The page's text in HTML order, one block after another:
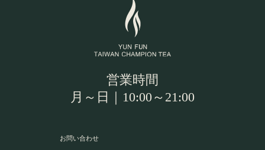
営業時間
月～日｜10:00～21:00
お問い合わせ